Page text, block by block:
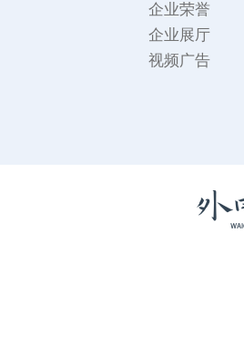
企业荣誉
企业展厅
视频广告